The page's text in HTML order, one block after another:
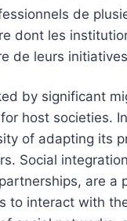
de
dont les
de leurs
by significant
host societies.
of adapting its
Social
are
to interact with